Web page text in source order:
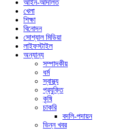
আইন-আদালত
খেলা
শিক্ষা
বিনোদন
সোশ্যাল মিডিয়া
লাইফস্টাইল
অন্যান্য
সম্পাদকীয়
ধর্ম
স্বাস্থ্য
প্রযুক্তি
কৃষি
চাকরি
বদলি-পদায়ন
ভিন্ন খবর